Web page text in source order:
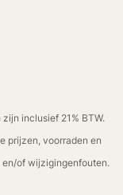
inclusief 21% BTW.
prijzen, voorraden en
of wijzigingenfouten.